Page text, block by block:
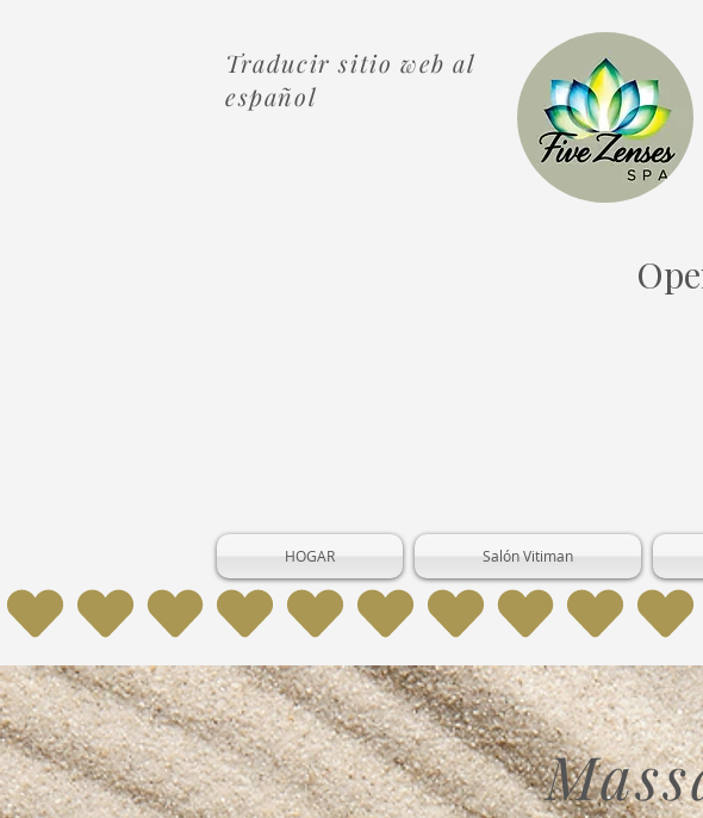
Traducir sitio web al
español
HOGAR Salón Vitiman